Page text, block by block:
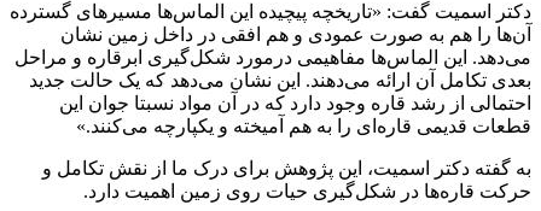
دکتر اسمیت گفت: «تاریخچه پیچیده این الماس‌ها مسیرهای گسترده
آن‌ها را هم به صورت عمودی و هم افقی در داخل زمین نشان
می‌دهد. این الماس‌ها مفاهیمی درمورد شکل‌گیری ابرقاره و مراحل
بعدی تکامل آن ارائه می‌دهند. این نشان می‌دهد که یک حالت جدید
احتمالی از رشد قاره وجود دارد که در آن مواد نسبتا جوان این
قطعات قدیمی قاره‌ای را به هم آمیخته و یکپارچه می‌کنند.»
به گفته دکتر اسمیت، این پژوهش برای درک ما از نقش تکامل و
حرکت قاره‌ها در شکل‌گیری حیات روی زمین اهمیت دارد.